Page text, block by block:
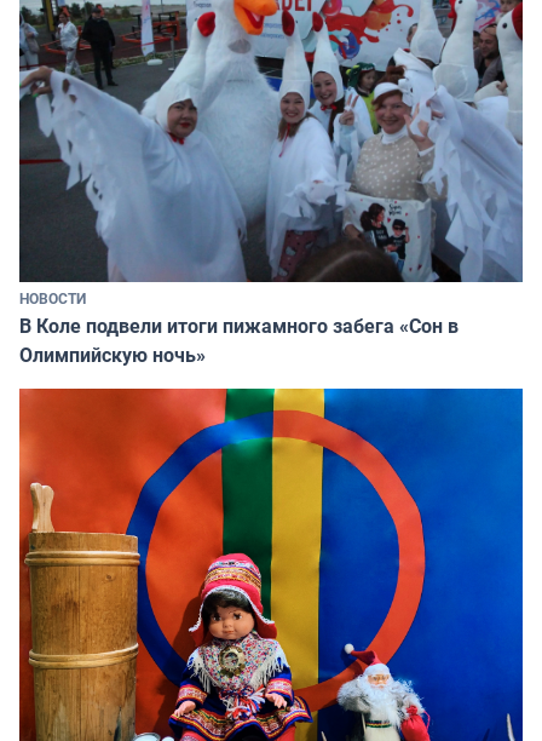
НОВОСТИ
В Коле подвели итоги пижамного забега «Сон в
Олимпийскую ночь»